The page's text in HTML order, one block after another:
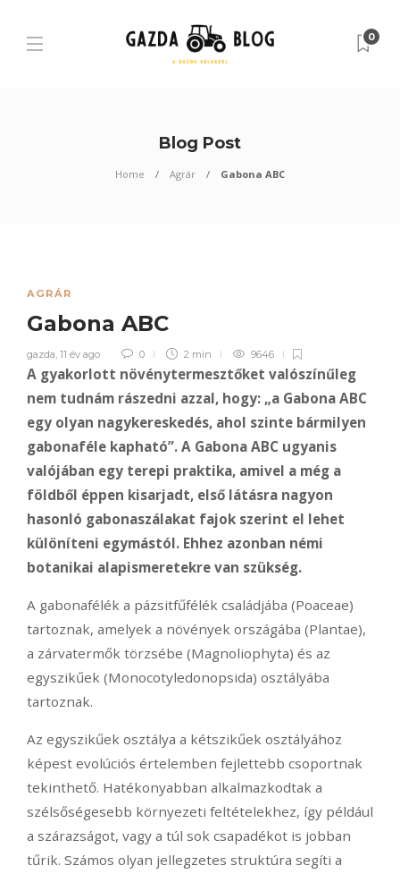
0
Blog Post
Home Agrár Gabona ABC
AGRÁR
Gabona ABC
gazda, 11 év ago 0 2 min 9646
A gyakorlott növénytermesztőket valószínűleg
nem tudnám rászedni azzal, hogy: „a Gabona ABC
egy olyan nagykereskedés, ahol szinte bármilyen
gabonaféle kapható”. A Gabona ABC ugyanis
valójában egy terepi praktika, amivel a még a
földből éppen kisarjadt, első látásra nagyon
hasonló gabonaszálakat fajok szerint el lehet
különíteni egymástól. Ehhez azonban némi
botanikai alapismeretekre van szükség.
A gabonafélék a pázsitfűfélék családjába (Poaceae)
tartoznak, amelyek a növények országába (Plantae),
a zárvatermők törzsébe (Magnoliophyta) és az
egyszikűek (Monocotyledonopsida) osztályába
tartoznak.
Az egyszikűek osztálya a kétszikűek osztályához
képest evolúciós értelemben fejlettebb csoportnak
tekinthető. Hatékonyabban alkalmazkodtak a
szélsőségesebb környezeti feltételekhez, így például
a szárazságot, vagy a túl sok csapadékot is jobban
tűrik. Számos olyan jellegzetes struktúra segíti a